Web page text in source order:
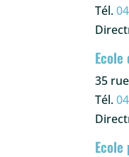
Tél.
Ecole
35
Tél.